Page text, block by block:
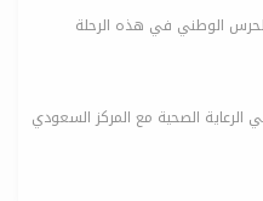
الحرس الوطني في هذه الرحلة
الرعاية الصحية مع المركز السعودي